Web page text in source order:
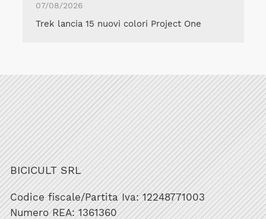
07/08/2026
Trek lancia 15 nuovi colori Project One
BICICULT SRL
Codice fiscale/Partita Iva: 12248771003
Numero REA: 1361360